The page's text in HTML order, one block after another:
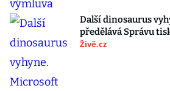
Další dinosaurus
předělává Správu
Živě.cz